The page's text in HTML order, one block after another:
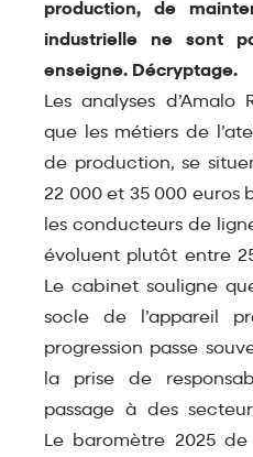
production, de
industrielle ne sont
enseigne. Décryptage.
Les analyses d’Amalo
que les métiers de
de production, se
22 000 et 35 000 euros
les conducteurs de
évoluent plutôt entre
Le cabinet souligne
socle de l’appareil
progression passe
la prise de
passage à des
Le baromètre 2025 de